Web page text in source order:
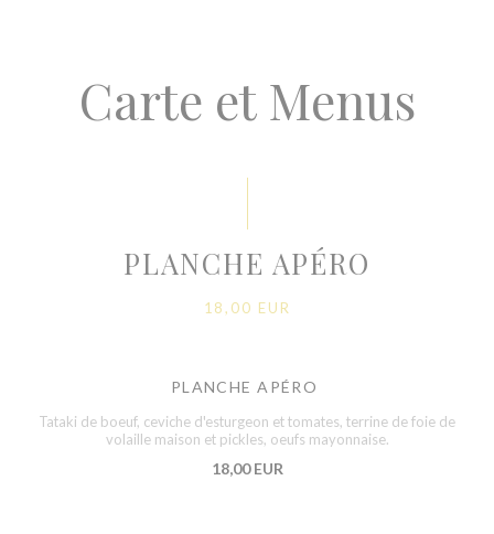
Carte et Menus
PLANCHE APÉRO
18,00 EUR
PLANCHE APÉRO
Tataki de boeuf, ceviche d'esturgeon et tomates, terrine de foie de
volaille maison et pickles, oeufs mayonnaise.
18,00 EUR